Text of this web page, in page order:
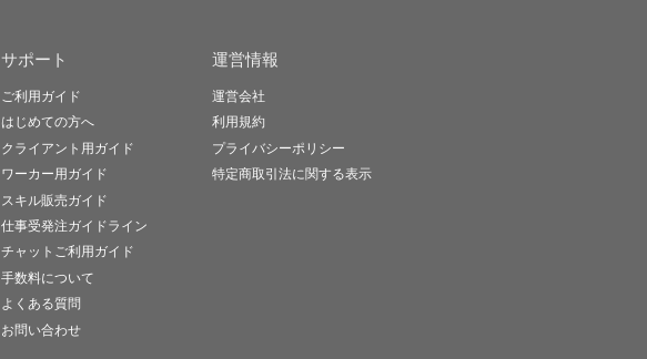
サポート
ご利用ガイド
はじめての方へ
クライアント用ガイド
ワーカー用ガイド
スキル販売ガイド
仕事受発注ガイドライン
チャットご利用ガイド
手数料について
よくある質問
お問い合わせ
運営情報
運営会社
利用規約
プライバシーポリシー
特定商取引法に関する表示